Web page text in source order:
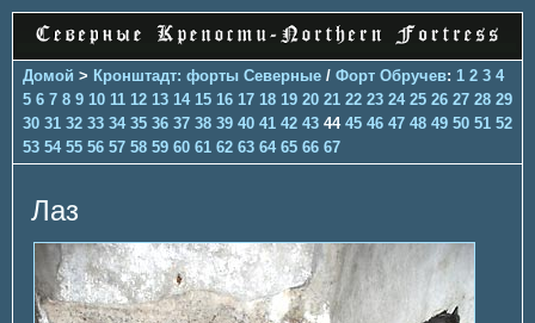
Домой > Кронштадт: форты Северные / Форт Обручев: 1 2 3 4
5 6 7 8 9 10 11 12 13 14 15 16 17 18 19 20 21 22 23 24 25 26 27 28 29
30 31 32 33 34 35 36 37 38 39 40 41 42 43 44 45 46 47 48 49 50 51 52
53 54 55 56 57 58 59 60 61 62 63 64 65 66 67
Лаз